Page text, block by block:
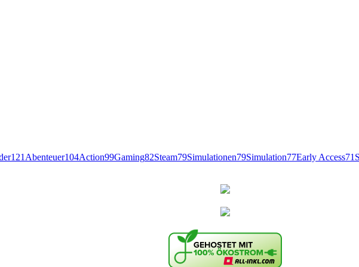
121Abenteuer104Action99Gaming82Steam79Simulationen79Simulation77Early Access71